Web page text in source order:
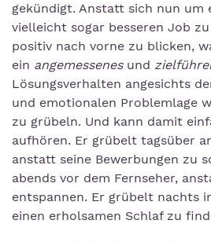
gekündigt. Anstatt sich nun um
vielleicht sogar besseren Job
positiv nach vorne zu blicken,
ein angemessenesund
Lösungsverhalten angesichts
und emotionalen Problemlage
zu grübeln. Und kann damit
aufhören. Er grübelt tagsüber
anstatt seine Bewerbungen zu
abends vor dem Fernseher,
entspannen. Er grübelt nachts
einen erholsamen Schlaf zu